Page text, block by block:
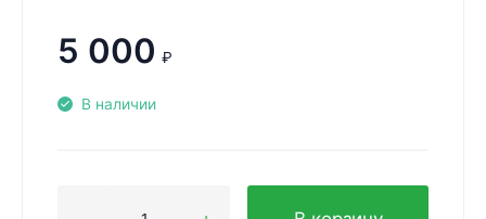
5 000 ₽
В наличии